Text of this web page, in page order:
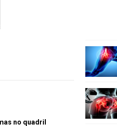
no quadril